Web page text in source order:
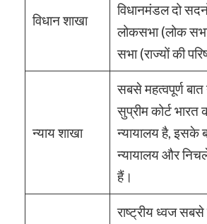
विधान शाखा
विधानमंडल दो
लोकसभा (लोक
सभा (राज्यों की
न्याय शाखा
सबसे महत्वपूर्ण
सुप्रीम कोर्ट भारत
न्यायालय है, इसके
न्यायालय और
हैं।
राष्ट्रीय ध्वज